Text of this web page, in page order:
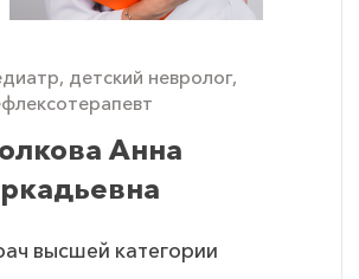
детский невролог,
Анна
высшей категории